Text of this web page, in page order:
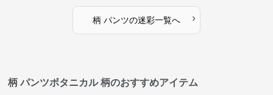
柄 パンツの迷彩一覧へ ›
柄 パンツボタニカル 柄のおすすめアイテム